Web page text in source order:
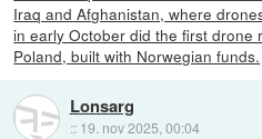
Iraq and Afghanistan, where
in early October did the first drone
Poland, built with Norwegian funds.
Lonsarg
:: 19. nov 2025, 00:04